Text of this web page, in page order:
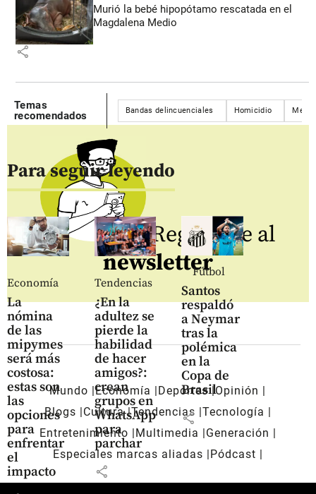
Murió la bebé hipopótamo rescatada en el
Magdalena Medio
share
Temas
recomendados
Bandas delincuenciales Homicidio
Para seguir leyendo
Economía
La
nómina
de las
mipymes
será más
costosa:
estas son
las
opciones
para
enfrentar
el
impacto
Tendencias
¿En la
adultez se
pierde la
habilidad
de hacer
amigos?:
crean
grupos en
WhatsApp
para
parchar
share
Fútbol
Santos
respaldó
a Neymar
tras la
polémica
en la
Copa de
Brasil
share
Regístrate al
newsletter
Mundo Economía Deportes Opinión
Blogs
Cultura Tendencias Tecnología
Entretenimiento
Multimedia
Generación
Especiales marcas aliadas
Pódcast